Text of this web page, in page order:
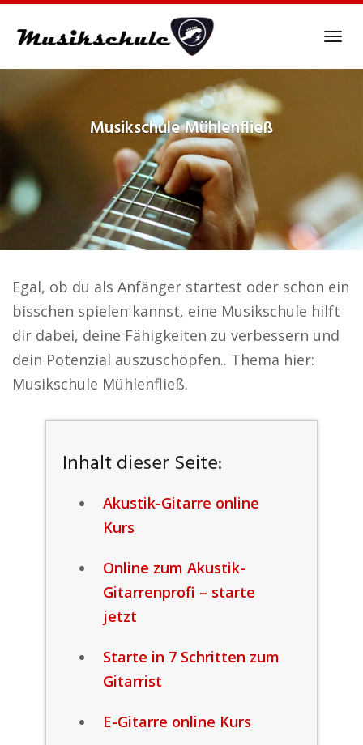
MusikschuleMühlenfließ
Egal, ob du als Anfänger startest oder schon ein
bisschen spielen kannst, eine Musikschule hilft
dir dabei, deine Fähigkeiten zu verbessern und
dein Potenzial auszuschöpfen.. Thema hier:
Musikschule Mühlenfließ.
Inhalt dieser Seite:
Akustik-Gitarre online
Kurs
Online zum Akustik-
Gitarrenprofi – starte
jetzt
Starte in 7 Schritten zum
Gitarrist
E-Gitarre online Kurs